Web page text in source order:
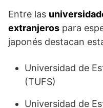
Entre las
extranjeros para
japonés destacan
Universidad de
(TUFS)
Universidad de